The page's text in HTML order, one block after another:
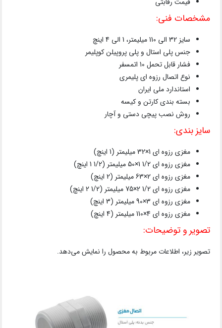
مشخصات فنی:
سایز 32 الی 110 میلیمتر، 1 الی 4 اینچ
جنس پلی استال و پلی پروپیلن کوپلیمر
فشار قابل تحمل 10 اتمسفر
نوع اتصال رزوه ای پلیمری
استاندارد ملی ایران
بسته بندی کارتن و کیسه
روش نصب پیچی دستی و آچار
سایز بندی:
مغزی رزوه ای 1×32 میلیمتر (1 اینچ)
مغزی رزوه ای 1/2 1×50 میلیمتر (1/2 1 اینچ)
مغزی رزوه ای 2×63 میلیمتر (2 اینچ)
مغزی رزوه ای 1/2 2×75 میلیمتر (1/2 2 اینچ)
مغزی رزوه ای 3×90 میلیمتر (3 اینچ)
مغزی رزوه ای 4×110 میلیمتر (4 اینچ)
تصویر و توضیحات:
تصویر زیر، اطلاعات مربوط به محصول را نمایش می‌دهد.